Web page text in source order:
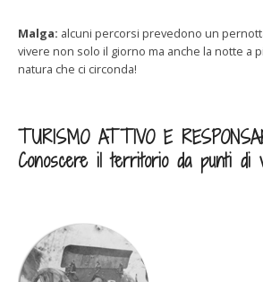
Malga: alcuni percorsi prevedono un
vivere non solo il giorno ma anche la notte a
natura che ci circonda!
TURISMO ATTIVO E
Conoscere il territorio da punti di